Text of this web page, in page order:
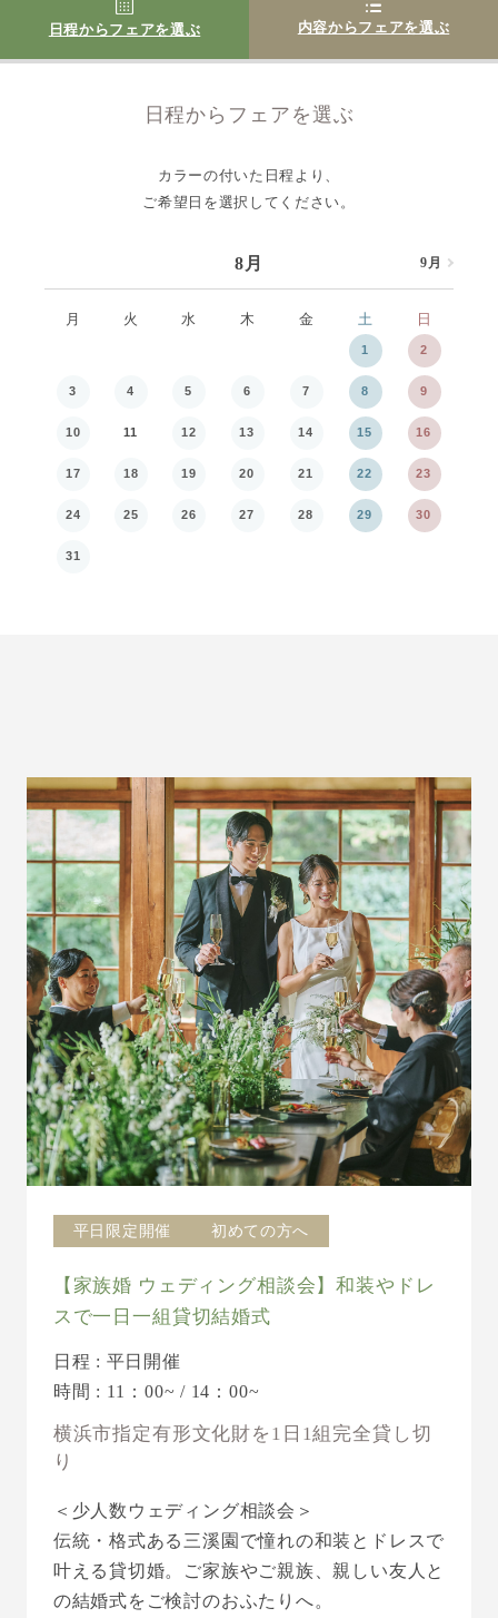
日程からフェアを選ぶ 内容からフェアを選ぶ
日程からフェアを選ぶ
カラーの付いた日程より、
ご希望日を選択してください。
8月 9月
月 火 水 木 金 土 日
1 2
3 4 5 6 7 8 9
10 11 12 13 14 15 16
17 18 19 20 21 22 23
24 25 26 27 28 29 30
31
平日限定開催 初めての方へ
【家族婚 ウェディング相談会】和装やドレ
スで一日一組貸切結婚式
日程 : 平日開催
時間 : 11：00~ / 14：00~
横浜市指定有形文化財を1日1組完全貸し切
り
＜少人数ウェディング相談会＞
伝統・格式ある三溪園で憧れの和装とドレスで
叶える貸切婚。ご家族やご親族、親しい友人と
の結婚式をご検討のおふたりへ。